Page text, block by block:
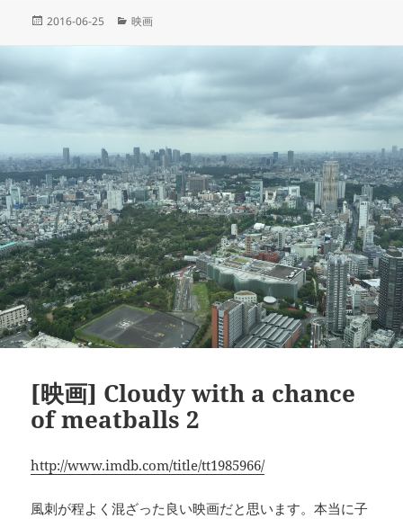
投
2016-06-25
カ
映画
[映画] Cloudy with a chance
of meatballs 2
http://www.imdb.com/title/tt1985966/
風刺が程よく混ざった良い映画だと思います。本当に子